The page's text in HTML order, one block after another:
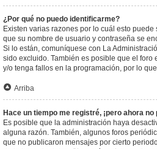
¿Por qué no puedo identificarme?
Existen varias razones por lo cuál esto
que su nombre de usuario y contraseña se
Si lo están, comuníquese con La
sido excluido. También es posible que el foro
y/o tenga fallos en la programación, por lo
Arriba
Hace un tiempo me registré, ¡pero ahora
Es posible que la administración haya
alguna razón. También, algunos foros
que no publicaron mensajes por cierto